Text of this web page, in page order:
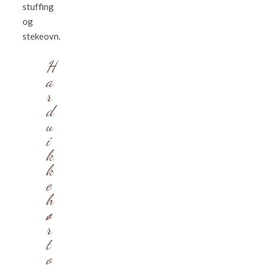
stuffing
og
stekeovn.
H
a
r
d
u
i
k
k
e
h
ø
r
t
o